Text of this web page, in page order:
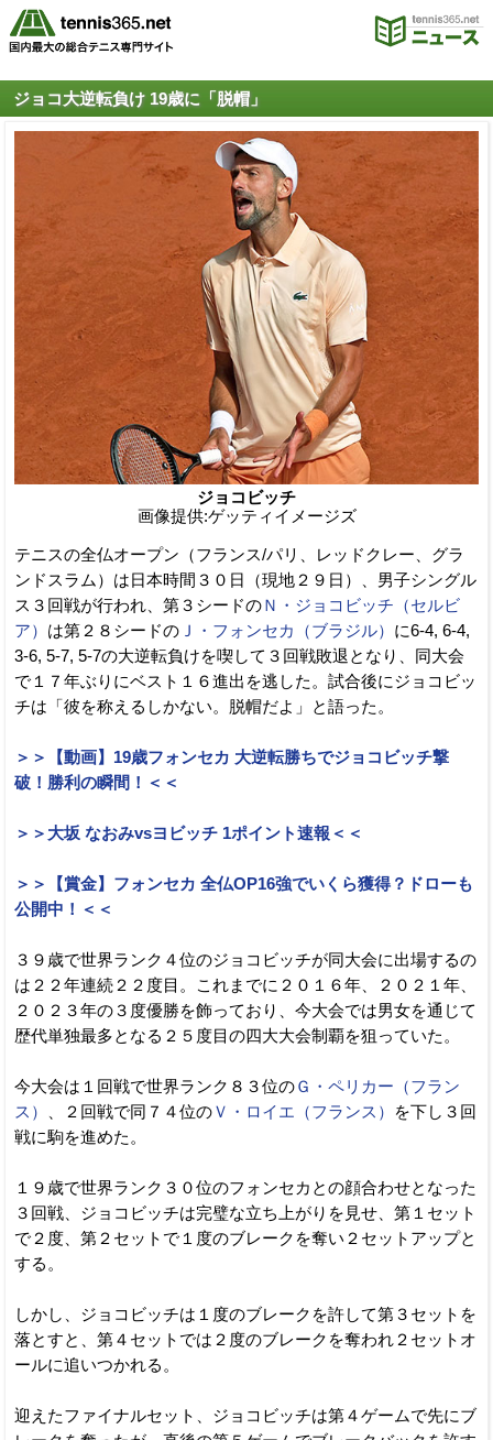
ジョコ大逆転負け 19歳に「脱帽」
ジョコビッチ
画像提供:ゲッティイメージズ
テニスの全仏オープン（フランス/パリ、レッドクレー、グラ
ンドスラム）は日本時間３０日（現地２９日）、男子シングル
ス３回戦が行われ、第３シードのＮ・ジョコビッチ（セルビ
ア） は第２８シードの Ｊ・フォンセカ（ブラジル） に6-4, 6-4,
3-6, 5-7, 5-7の大逆転負けを喫して３回戦敗退となり、同大会
で１７年ぶりにベスト１６進出を逃した。試合後にジョコビッ
チは「彼を称えるしかない。脱帽だよ」と語った。
＞＞【動画】19歳フォンセカ 大逆転勝ちでジョコビッチ撃
破！勝利の瞬間！＜＜
＞＞大坂 なおみvsヨビッチ 1ポイント速報＜＜
＞＞【賞金】フォンセカ 全仏OP16強でいくら獲得？ドローも
公開中！＜＜
３９歳で世界ランク４位のジョコビッチが同大会に出場するの
は２２年連続２２度目。これまでに２０１６年、２０２１年、
２０２３年の３度優勝を飾っており、今大会では男女を通じて
歴代単独最多となる２５度目の四大大会制覇を狙っていた。
今大会は１回戦で世界ランク８３位のＧ・ペリカー（フラン
ス）
、２回戦で同７４位のＶ・ロイエ（フランス）
を下し３回
戦に駒を進めた。
１９歳で世界ランク３０位のフォンセカとの顔合わせとなった
３回戦、ジョコビッチは完璧な立ち上がりを見せ、第１セット
で２度、第２セットで１度のブレークを奪い２セットアップと
する。
しかし、ジョコビッチは１度のブレークを許して第３セットを
落とすと、第４セットでは２度のブレークを奪われ２セットオ
ールに追いつかれる。
迎えたファイナルセット、ジョコビッチは第４ゲームで先にブ